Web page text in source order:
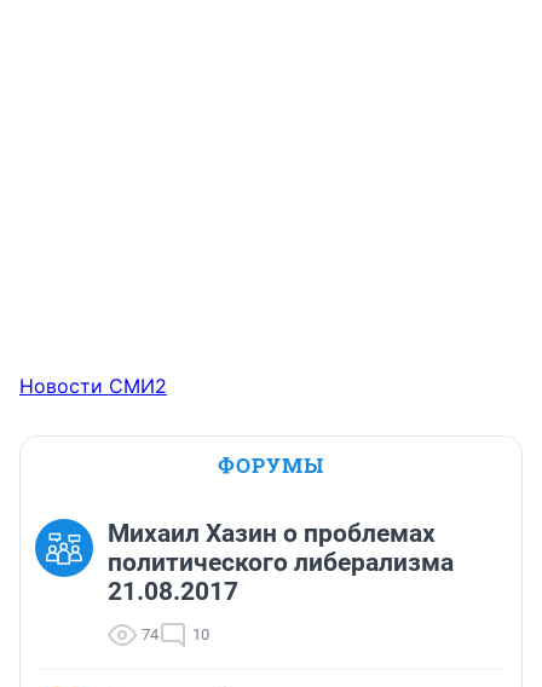
Новости СМИ2
ФОРУМЫ
Михаил Хазин о проблемах
политического либерализма
21.08.2017
74 10